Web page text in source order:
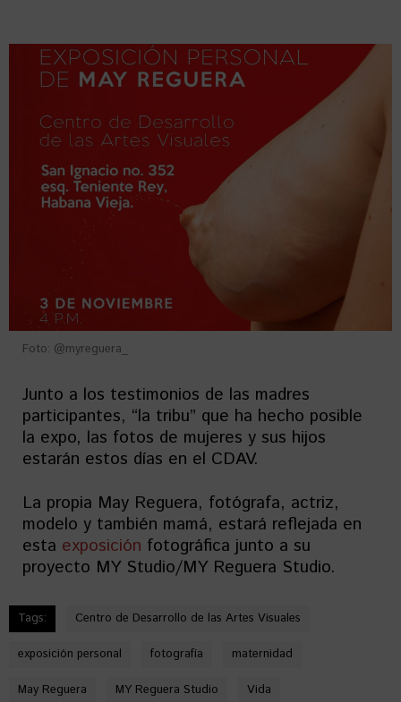
Foto: @myreguera_
Junto a los testimonios de las madres
participantes, “la tribu” que ha hecho posible
la expo, las fotos de mujeres y sus hijos
estarán estos días en el CDAV.
La propia May Reguera, fotógrafa, actriz,
modelo y también mamá, estará reflejada en
esta exposición fotográfica junto a su
proyecto MY Studio/MY Reguera Studio.
Tags: Centro de Desarrollo de las Artes Visuales
exposición personal fotografía maternidad
May Reguera MY Reguera Studio Vida